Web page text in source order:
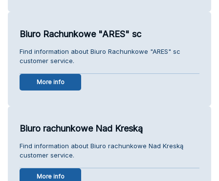
Biuro Rachunkowe "ARES" sc
Find information about Biuro Rachunkowe "ARES" sc
customer service.
More info
Biuro rachunkowe Nad Kreską
Find information about Biuro rachunkowe Nad Kreską
customer service.
More info